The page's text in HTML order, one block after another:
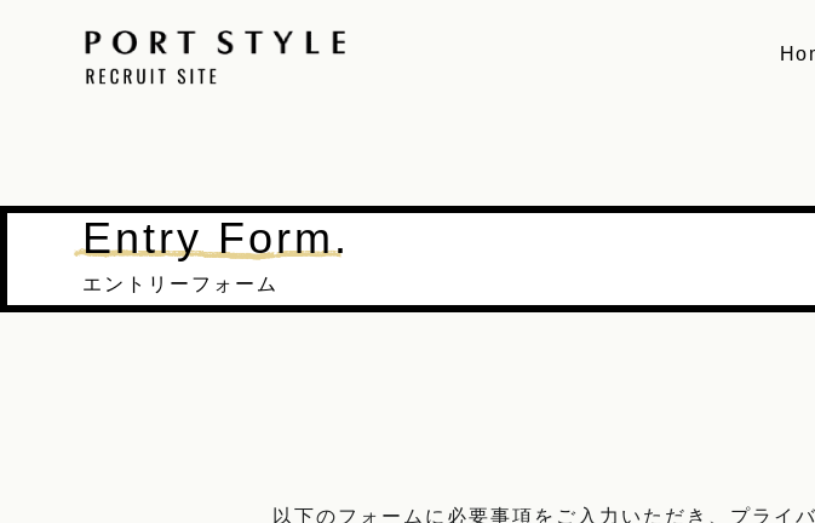
Entry Form.
エントリーフォーム
以下のフォームに必要事項を ご入力いただき、 プライ